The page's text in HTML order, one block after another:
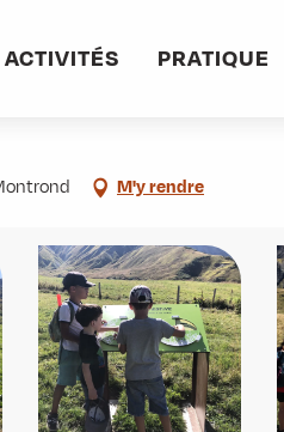
ACTIVITÉS PRATIQUE
M'y rendre